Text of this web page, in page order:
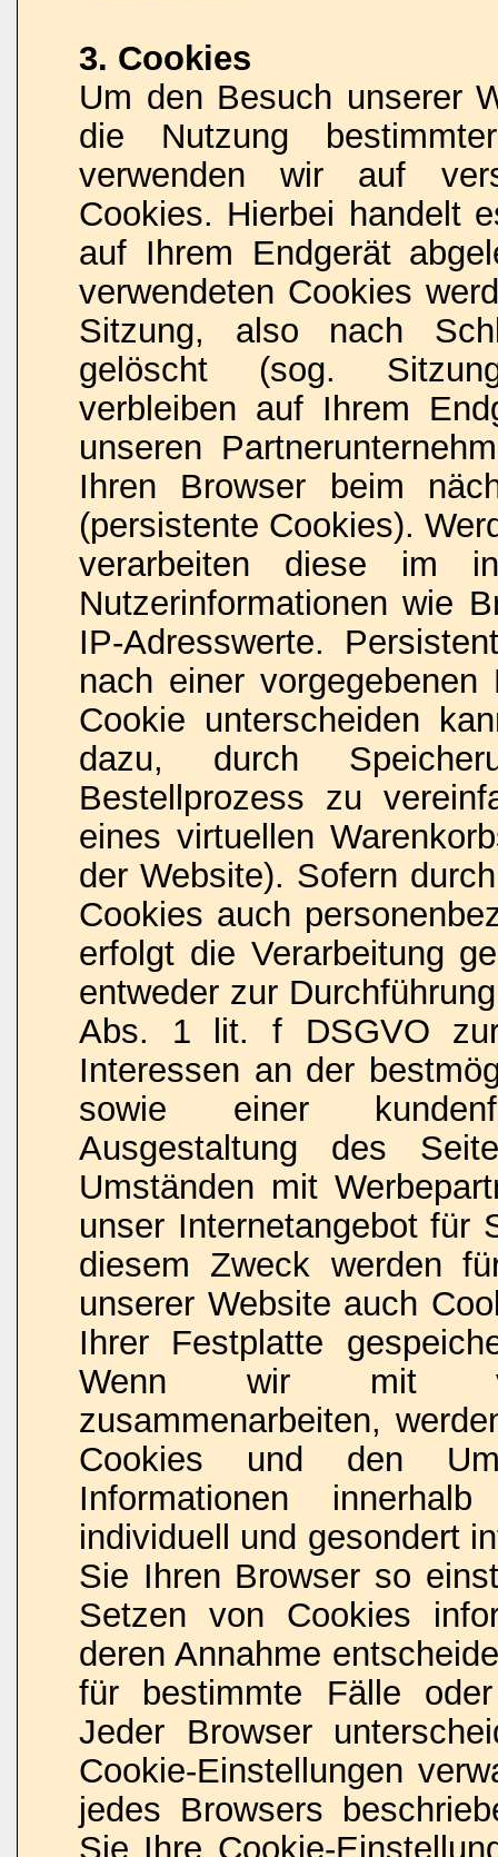
3. Cookies
Um den Besuch unserer
die Nutzung
verwenden wir auf
Cookies. Hierbei handelt
auf Ihrem Endgerät
verwendeten Cookies
Sitzung, also nach
gelöscht (sog.
verbleiben auf Ihrem
unseren
Ihren Browser beim
(persistente Cookies).
verarbeiten diese im
Nutzerinformationen wie
IP-Adresswerte.
nach einer
Cookie unterscheiden
dazu, durch
Bestellprozess zu
eines virtuellen
der Website). Sofern
Cookies auch
erfolgt die Verarbeitung
entweder zur
Abs. 1 lit. f DSGVO zur
Interessen an der
sowie einer
Ausgestaltung des
Umständen mit
unser Internetangebot für
diesem Zweck werden
unserer Website auch
Ihrer Festplatte
Wenn wir mit
zusammenarbeiten,
Cookies und den
Informationen
individuell und gesondert
Sie Ihren Browser so
Setzen von Cookies
deren Annahme
für bestimmte Fälle
Jeder Browser
Cookie-Einstellungen
jedes Browsers
Sie Ihre Cookie-